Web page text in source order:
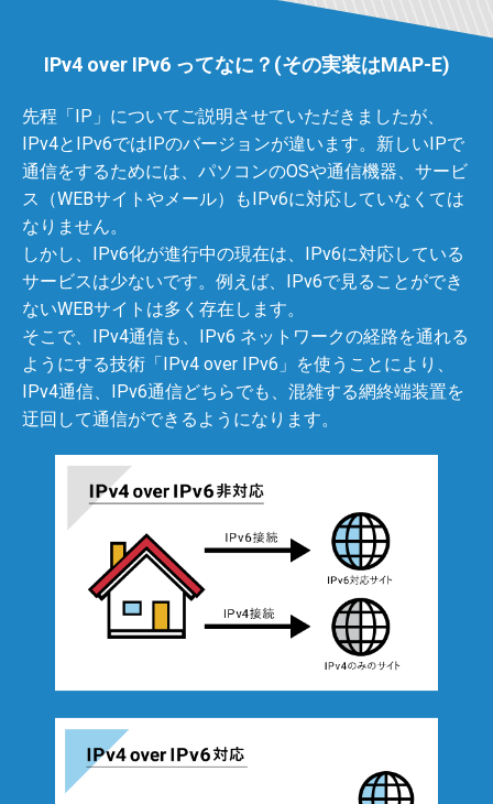
IPv4 over IPv6 ってなに？(その実装はMAP-E)
先程「IP」についてご説明させていただきましたが、
IPv4とIPv6ではIPのバージョンが違います。新しいIPで
通信をするためには、パソコンのOSや通信機器、サービ
ス（WEBサイトやメール）もIPv6に対応していなくては
なりません。
しかし、IPv6化が進行中の現在は、IPv6に対応している
サービスは少ないです。例えば、IPv6で見ることができ
ないWEBサイトは多く存在します。
そこで、IPv4通信も、IPv6 ネットワークの経路を通れる
ようにする技術「IPv4 over IPv6」を使うことにより、
IPv4通信、IPv6通信どちらでも、混雑する網終端装置を
迂回して通信ができるようになります。